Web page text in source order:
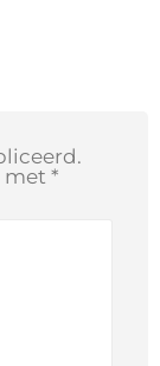
met *